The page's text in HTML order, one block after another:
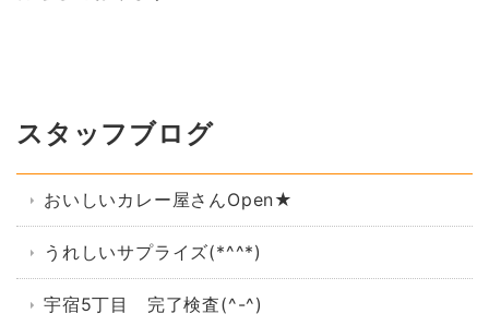
スタッフブログ
おいしいカレー屋さんOpen★
うれしいサプライズ(*^^*)
宇宿5丁目 完了検査(^-^)